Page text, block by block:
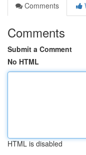
Comments
Comments
Submit a Comment
No HTML
HTML is disabled